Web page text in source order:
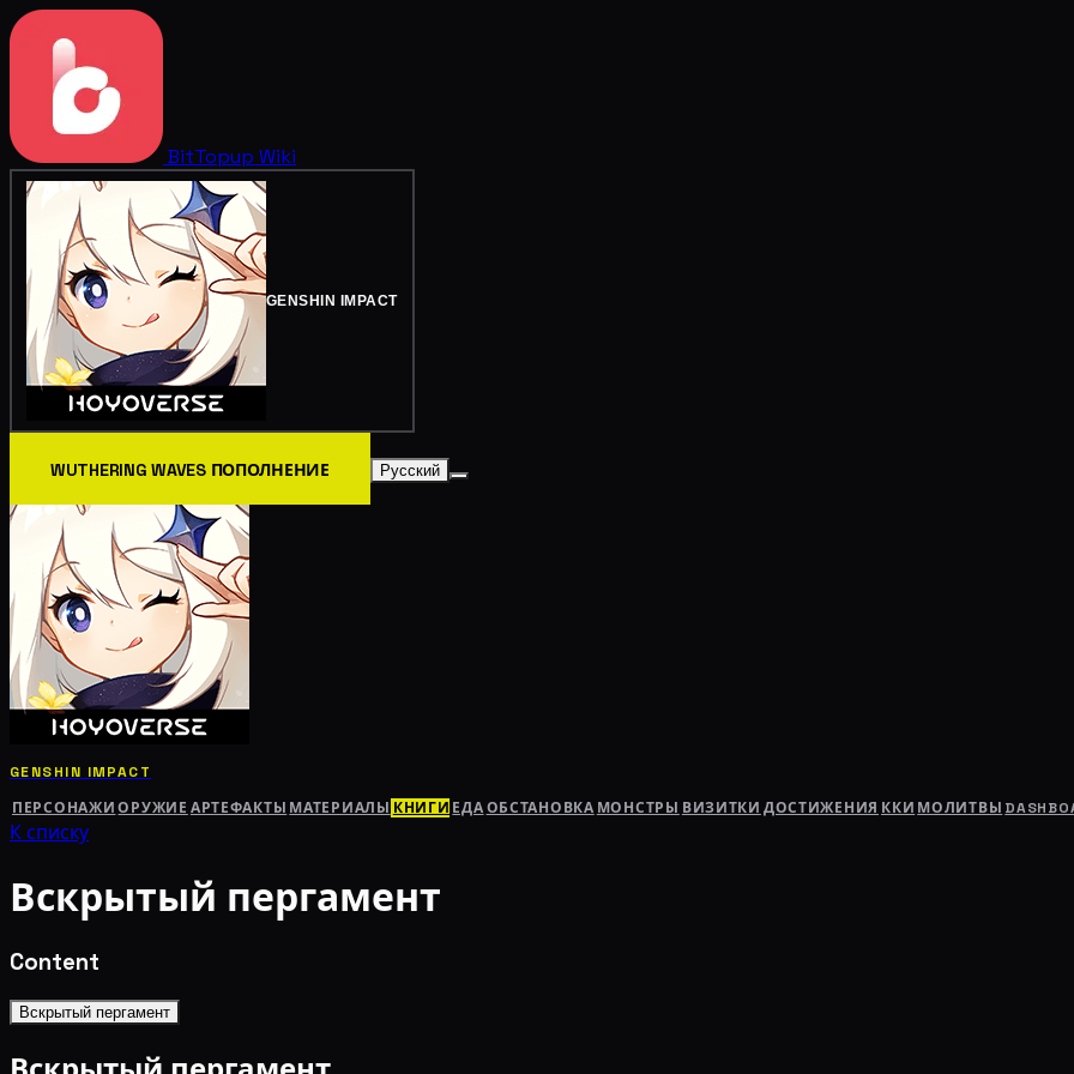
BitTopup Wiki
GENSHIN IMPACT
WUTHERING WAVES ПОПОЛНЕНИЕ Русский
GENSHIN IMPACT
ПЕРСОНАЖИ ОРУЖИЕ АРТЕФАКТЫ МАТЕРИАЛЫ КНИГИ ЕДАОБСТАНОВКА МОНСТРЫ ВИЗИТКИ ДОСТИЖЕНИЯ ККИ МОЛИТВЫ
К списку
Вскрытый пергамент
Content
Вскрытый пергамент